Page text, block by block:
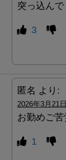
突っ込ん
3
匿名 より:
2026年3月21
お勤めご
1